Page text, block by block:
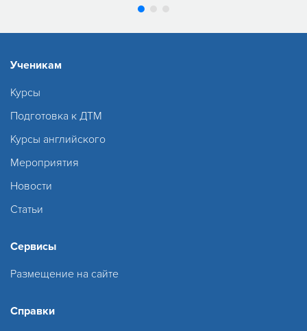
Ученикам
Курсы
Подготовка к ДТМ
Курсы английского
Мероприятия
Новости
Статьи
Сервисы
Размещение на сайте
Справки